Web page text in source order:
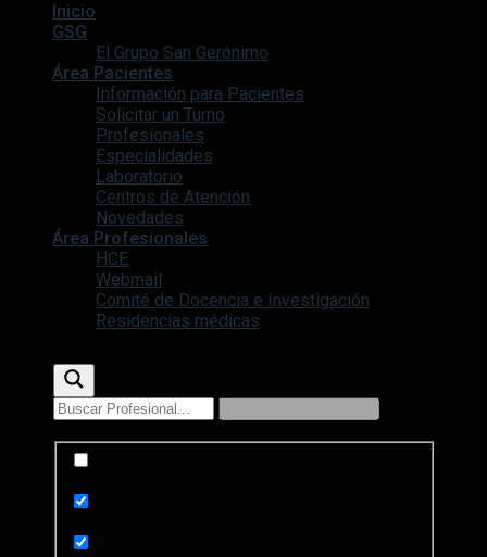
Inicio
GSG
El Grupo San Gerónimo
Área Pacientes
Información para Pacientes
Solicitar un Turno
Profesionales
Especialidades
Laboratorio
Centros de Atención
Novedades
Área Profesionales
HCE
Webmail
Comité de Docencia e Investigación
Residencias médicas